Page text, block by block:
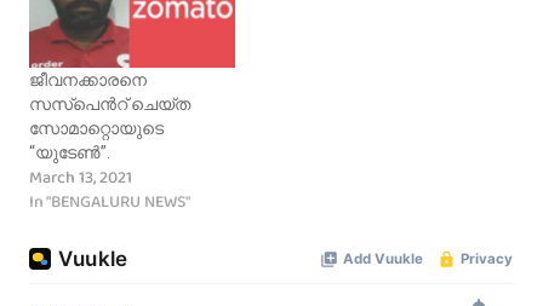
ജീവനക്കാരനെ
സസ്പെൻറ് ചെയ്ത
സോമാറ്റൊയുടെ
“യുടേൺ”.
March 13, 2021
In "BENGALURU NEWS"